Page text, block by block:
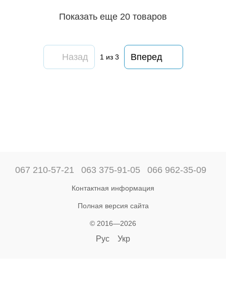
Показать еще 20 товаров
Назад 1 из 3 Вперед
067 210-57-21 063 375-91-05 066 962-35-09
Контактная информация
Полная версия сайта
© 2016—2026
Рус Укр